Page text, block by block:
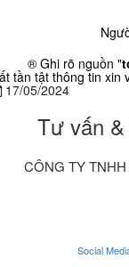
tần tật thông tin xin
17/05/2024
® Ghi rõ nguồn "
Tư vấn
CÔNG TY
Social